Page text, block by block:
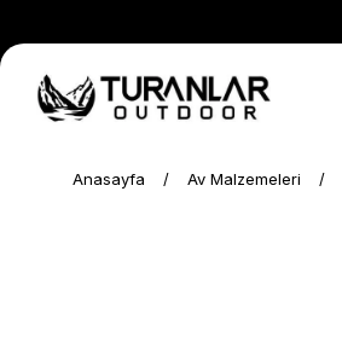
Anasayfa Av Malzemeleri